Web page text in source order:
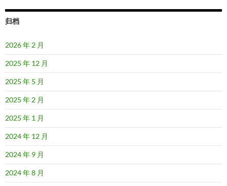
归档
2026 年 2 月
2025 年 12 月
2025 年 5 月
2025 年 2 月
2025 年 1 月
2024 年 12 月
2024 年 9 月
2024 年 8 月